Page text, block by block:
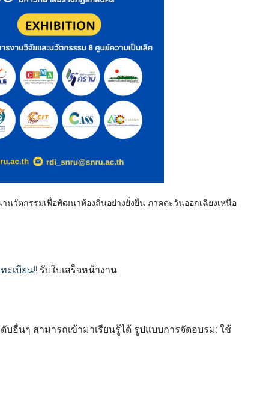
นวัตกรรมเพื่อพัฒนาท้องถิ่นอย่างยั่งยืน ภาคตะวันออกเฉียงเหนือ
ะเบียน!! รับใบเสร็จหน้างาน
อื่นๆ สามารถเข้ามาเรียนรู้ได้ รูปแบบการจัดอบรม: ใช้